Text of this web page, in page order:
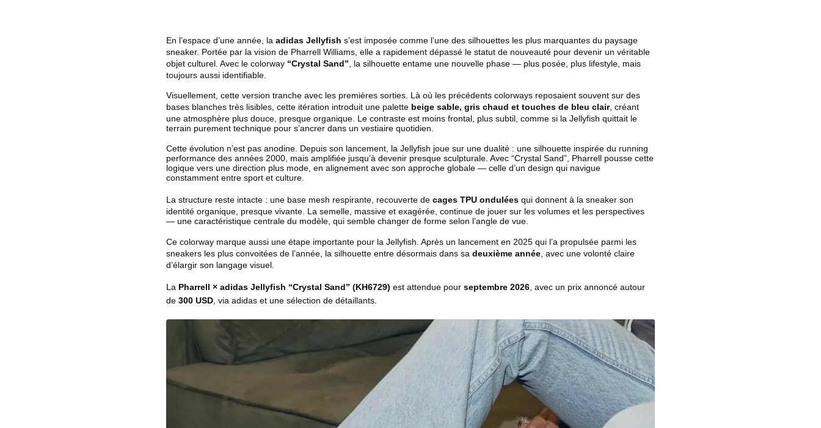
En l’espace d’une année, la adidas Jellyfish s’est imposée comme l’une des silhouettes les plus marquantes du paysage
sneaker. Portée par la vision de Pharrell Williams, elle a rapidement dépassé le statut de nouveauté pour devenir un véritable
objet culturel. Avec le colorway “Crystal Sand” , la silhouette entame une nouvelle phase — plus posée, plus lifestyle, mais
toujours aussi identifiable.
Visuellement, cette version tranche avec les premières sorties. Là où les précédents colorways reposaient souvent sur des
bases blanches très lisibles, cette itération introduit une palette beige sable, gris chaud et touches de bleu clair, créant
une atmosphère plus douce, presque organique. Le contraste est moins frontal, plus subtil, comme si la Jellyfish quittait le
terrain purement technique pour s’ancrer dans un vestiaire quotidien.
Cette évolution n’est pas anodine. Depuis son lancement, la Jellyfish joue sur une dualité : une silhouette inspirée du running
performance des années 2000, mais amplifiée jusqu’à devenir presque sculpturale. Avec “Crystal Sand”, Pharrell pousse cette
logique vers une direction plus mode, en alignement avec son approche globale — celle d’un design qui navigue
constamment entre sport et culture.
La structure reste intacte : une base mesh respirante, recouverte de cages TPU ondulées qui donnent à la sneaker son
identité organique, presque vivante. La semelle, massive et exagérée, continue de jouer sur les volumes et les perspectives
— une caractéristique centrale du modèle, qui semble changer de forme selon l’angle de vue.
Ce colorway marque aussi une étape importante pour la Jellyfish. Après un lancement en 2025 qui l’a propulsée parmi les
sneakers les plus convoitées de l’année, la silhouette entre désormais dans sa deuxième année , avec une volonté claire
d’élargir son langage visuel.
La Pharrell × adidas Jellyfish “Crystal Sand” (KH6729) est attendue pour septembre 2026 , avec un prix annoncé autour
de 300 USD , via adidas et une sélection de détaillants.